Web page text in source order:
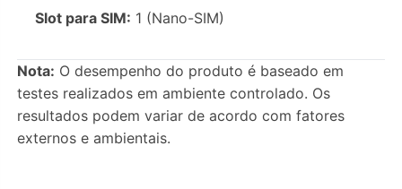
Slot para SIM: 1 (Nano-SIM)
Nota: O desempenho do produto é baseado em
testes realizados em ambiente controlado. Os
resultados podem variar de acordo com fatores
externos e ambientais.